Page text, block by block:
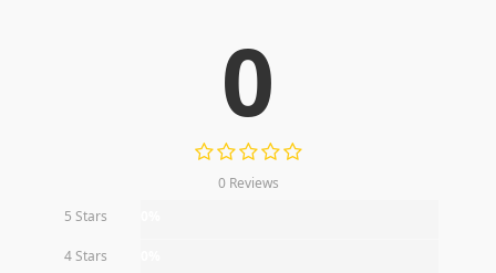
0
0 Reviews
5 Stars
4 Stars